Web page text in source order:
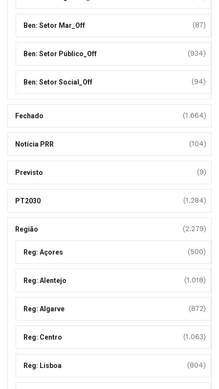
Ben: Setor Mar_Off (87)
Ben: Setor Público_Off (934)
Ben: Setor Social_Off (94)
Fechado (1.664)
Notícia PRR (104)
Previsto (9)
PT2030 (1.284)
Região (2.279)
Reg: Açores (500)
Reg: Alentejo (1.018)
Reg: Algarve (872)
Reg: Centro (1.063)
Reg: Lisboa (804)